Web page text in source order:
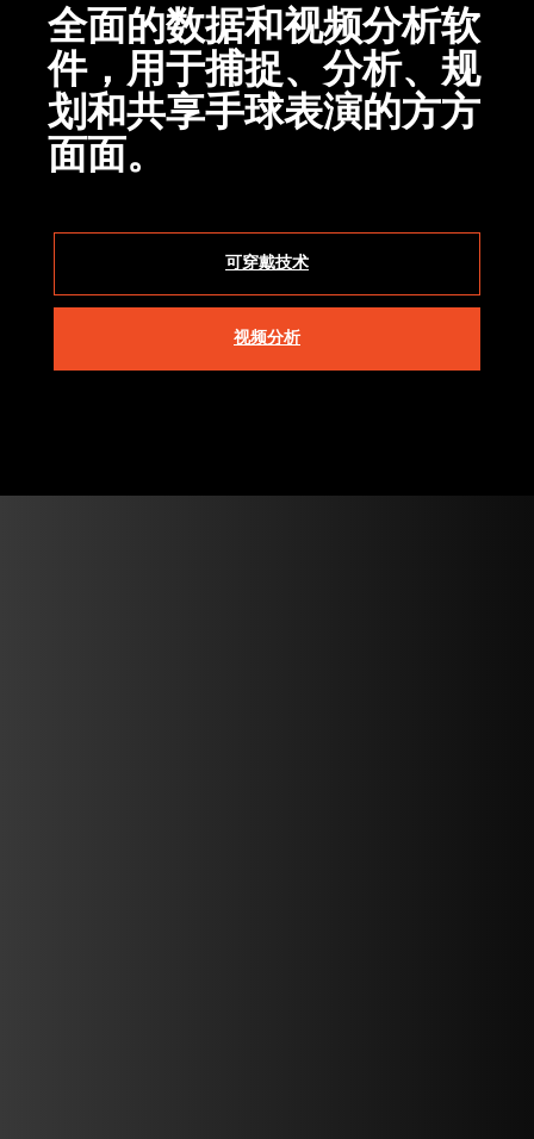
全面的数据和视频分析软
件，用于捕捉、分析、规
划和共享手球表演的方方
面面。
可穿戴技术
视频分析